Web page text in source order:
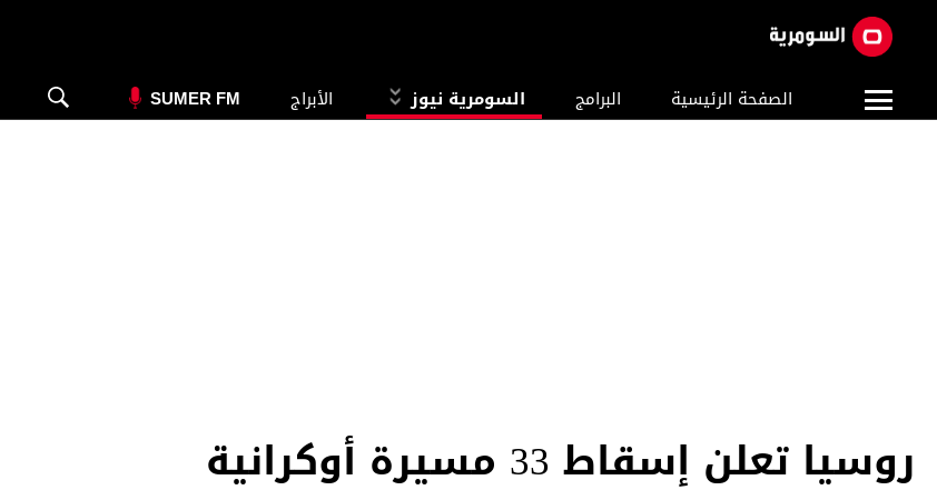
الصفحة الرئيسية البرامج السومرية نيوز الأبراج SUMER FM
روسيا تعلن إسقاط 33 مسيرة أوكرانية